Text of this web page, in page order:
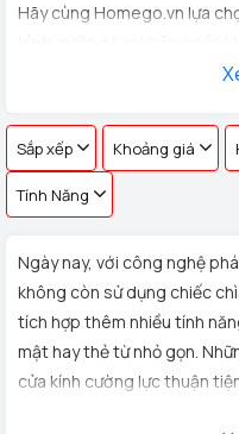
Hãy cùng Homego.vn lựa
cửa kính văn phòng,
Sắp xếp Khoảng giá
Tính Năng
Ngày nay, với công nghệ
không còn sử dụng chiếc
tích hợp thêm nhiều tính
mật hay thẻ từ nhỏ gọn.
cửa kính cường lực thuận